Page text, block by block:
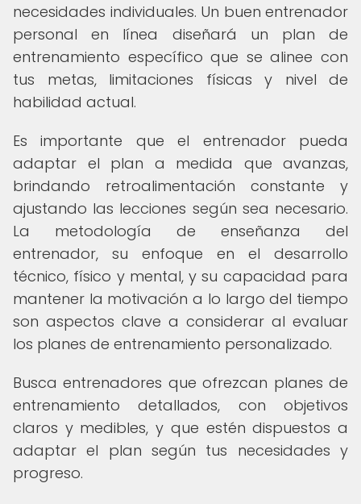
necesidades individuales. Un buen entrenador
personal en línea diseñará un plan de
entrenamiento específico que se alinee con
tus metas, limitaciones físicas y nivel de
habilidad actual.
Es importante que el entrenador pueda
adaptar el plan a medida que avanzas,
brindando retroalimentación constante y
ajustando las lecciones según sea necesario.
La metodología de enseñanza del
entrenador, su enfoque en el desarrollo
técnico, físico y mental, y su capacidad para
mantener la motivación a lo largo del tiempo
son aspectos clave a considerar al evaluar
los planes de entrenamiento personalizado.
Busca entrenadores que ofrezcan planes de
entrenamiento detallados, con objetivos
claros y medibles, y que estén dispuestos a
adaptar el plan según tus necesidades y
progreso.